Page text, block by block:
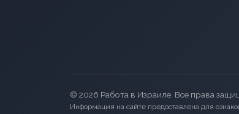
© 2026 Работа в Израиле. Все права
Информация на сайте предоставлена для